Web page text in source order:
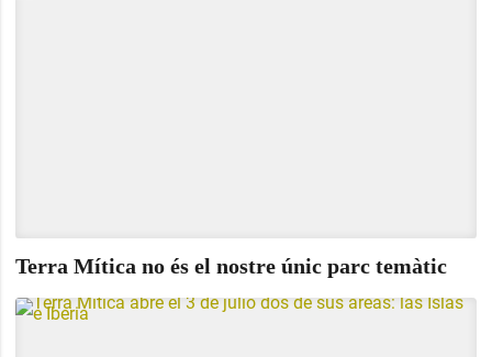
Terra Mítica no és el nostre únic parc temàtic